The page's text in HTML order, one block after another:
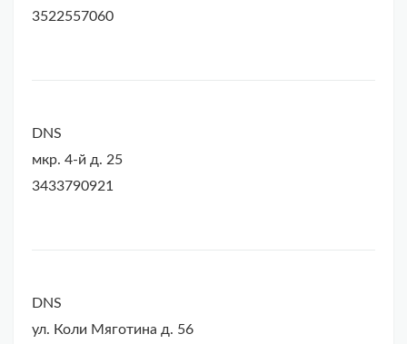
3522557060
DNS
мкр. 4-й д. 25
3433790921
DNS
ул. Коли Мяготина д. 56